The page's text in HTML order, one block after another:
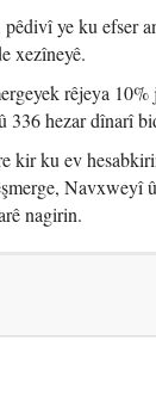
ye ku efser
xezîneyê.
rêjeya
hezar dînarî
kir ku ev
Navxweyî
nagirin.